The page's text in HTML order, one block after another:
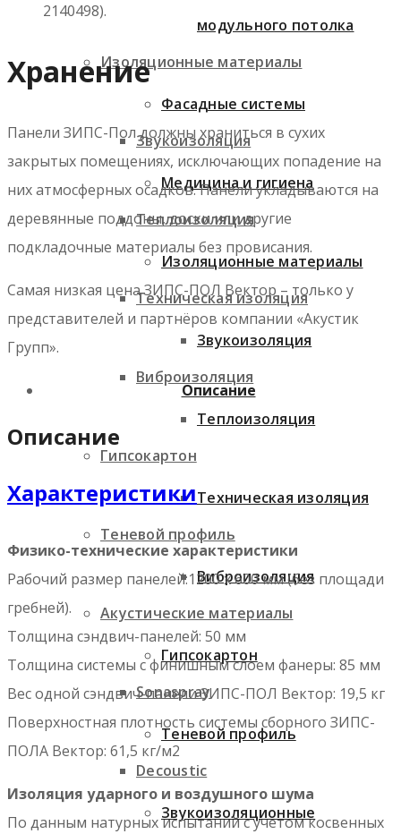
Изоляционные материалы
Звукоизоляция
Теплоизоляция
Техническая изоляция
Виброизоляция
Гипсокартон
Теневой профиль
Акустические материалы
Sonaspray
Decoustic
модульного потолка
Фасадные системы
Медицина и гигиена
Изоляционные материалы
Звукоизоляция
Теплоизоляция
Техническая изоляция
Виброизоляция
Гипсокартон
Теневой профиль
Звукоизоляционные
2140498).
Хранение
Панели ЗИПС-Пол должны храниться в сухих
закрытых помещениях, исключающих попадение на
них атмосферных осадков. Панели укладываются на
деревянные поддоны, доски или другие
подкладочные материалы без провисания.
Самая низкая цена ЗИПС-ПОЛ Вектор – только у
представителей и партнёров компании «Акустик
Групп».
Описание
Описание
Характеристики
Физико-технические характеристики
Рабочий размер панелей:1200 х 600 мм (без площади
гребней).
Толщина сэндвич-панелей: 50 мм
Толщина системы с финишным слоем фанеры: 85 мм
Вес одной сэндвич-панели ЗИПС-ПОЛ Вектор: 19,5 кг
Поверхностная плотность системы сборного ЗИПС-
ПОЛА Вектор: 61,5 кг/м2
Изоляция ударного и воздушного шума
По данным натурных испытаний с учетом косвенных